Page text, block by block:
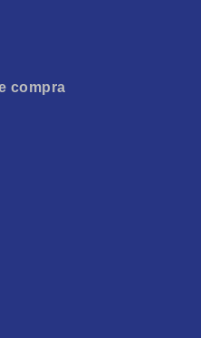
compra